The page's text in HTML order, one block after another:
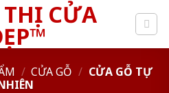
/ CỬA GỖ / CỬA GỖ TỰ